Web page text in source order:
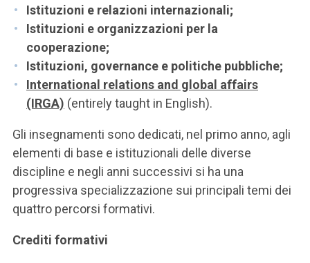
Istituzioni e relazioni internazionali;
Istituzioni e organizzazioni per la
cooperazione;
Istituzioni, governance e politiche pubbliche;
International relations and global affairs
(IRGA) (entirely taught in English).
Gli insegnamenti sono dedicati, nel primo anno, agli
elementi di base e istituzionali delle diverse
discipline e negli anni successivi si ha una
progressiva specializzazione sui principali temi dei
quattro percorsi formativi.
Crediti formativi